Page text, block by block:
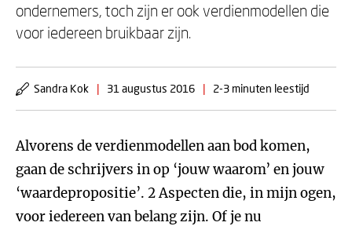
ondernemers, toch zijn er ook verdienmodellen die
voor iedereen bruikbaar zijn.
Sandra Kok | 31 augustus 2016 | 2-3 minuten leestijd
Alvorens de verdienmodellen aan bod komen,
gaan de schrijvers in op ‘jouw waarom’ en jouw
‘waardepropositie’. 2 Aspecten die, in mijn ogen,
voor iedereen van belang zijn. Of je nu